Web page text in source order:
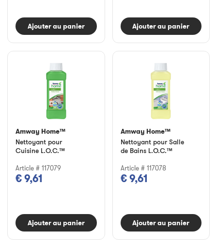
Ajouter au panier Ajouter au panier
Amway Home™
Nettoyant pour
Cuisine L.O.C.™
Article # 117079
€ 9,61
Ajouter au panier
Amway Home™
Nettoyant pour Salle
de Bains L.O.C.™
Article # 117078
€ 9,61
Ajouter au panier